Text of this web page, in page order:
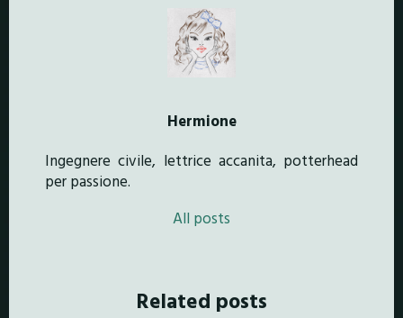
Hermione
Ingegnere civile, lettrice accanita, potterhead
per passione.
All posts
Related posts